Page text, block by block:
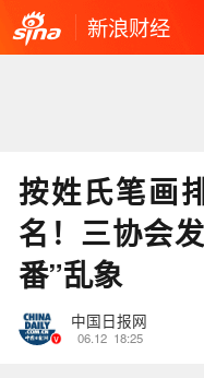
新浪财经
按姓氏笔画
名！三协会
番”乱象
中国日报网
06.12 18:25